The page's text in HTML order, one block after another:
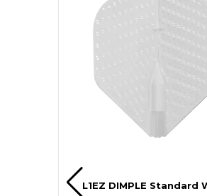
L1EZ DIMPLE Standard